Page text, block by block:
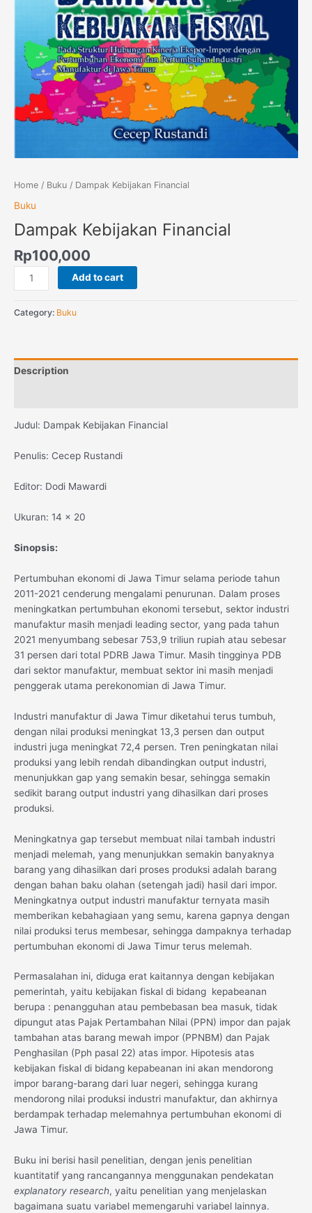
Home / Buku / Dampak Kebijakan Financial
Buku
Dampak Kebijakan Financial
Rp100,000
Add to cart
Category: Buku
Description
Judul: Dampak Kebijakan Financial
Penulis: Cecep Rustandi
Editor: Dodi Mawardi
Ukuran: 14 x 20
Sinopsis:
Pertumbuhan ekonomi di Jawa Timur selama periode tahun
2011-2021 cenderung mengalami penurunan. Dalam proses
meningkatkan pertumbuhan ekonomi tersebut, sektor industri
manufaktur masih menjadi leading sector, yang pada tahun
2021 menyumbang sebesar 753,9 triliun rupiah atau sebesar
31 persen dari total PDRB Jawa Timur. Masih tingginya PDB
dari sektor manufaktur, membuat sektor ini masih menjadi
penggerak utama perekonomian di Jawa Timur.
Industri manufaktur di Jawa Timur diketahui terus tumbuh,
dengan nilai produksi meningkat 13,3 persen dan output
industri juga meningkat 72,4 persen. Tren peningkatan nilai
produksi yang lebih rendah dibandingkan output industri,
menunjukkan gap yang semakin besar, sehingga semakin
sedikit barang output industri yang dihasilkan dari proses
produksi.
Meningkatnya gap tersebut membuat nilai tambah industri
menjadi melemah, yang menunjukkan semakin banyaknya
barang yang dihasilkan dari proses produksi adalah barang
dengan bahan baku olahan (setengah jadi) hasil dari impor.
Meningkatnya output industri manufaktur ternyata masih
memberikan kebahagiaan yang semu, karena gapnya dengan
nilai produksi terus membesar, sehingga dampaknya terhadap
pertumbuhan ekonomi di Jawa Timur terus melemah.
Permasalahan ini, diduga erat kaitannya dengan kebijakan
pemerintah, yaitu kebijakan fiskal di bidang kepabeanan
berupa : penangguhan atau pembebasan bea masuk, tidak
dipungut atas Pajak Pertambahan Nilai (PPN) impor dan pajak
tambahan atas barang mewah impor (PPNBM) dan Pajak
Penghasilan (Pph pasal 22) atas impor. Hipotesis atas
kebijakan fiskal di bidang kepabeanan ini akan mendorong
impor barang-barang dari luar negeri, sehingga kurang
mendorong nilai produksi industri manufaktur, dan akhirnya
berdampak terhadap melemahnya pertumbuhan ekonomi di
Jawa Timur.
Buku ini berisi hasil penelitian, dengan jenis penelitian
kuantitatif yang rancangannya menggunakan pendekatan
explanatory research, yaitu penelitian yang menjelaskan
bagaimana suatu variabel memengaruhi variabel lainnya.